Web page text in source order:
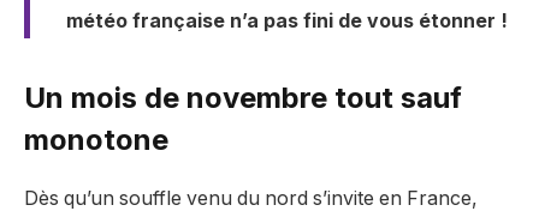
météo française n’a pas fini de vous étonner !
Un mois de novembre tout sauf
monotone
Dès qu’un souffle venu du nord s’invite en France,